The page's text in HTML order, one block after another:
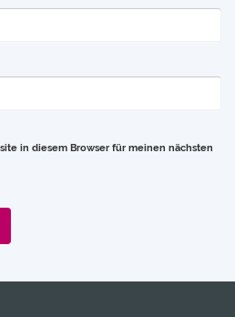
in diesem Browser für meinen nächsten